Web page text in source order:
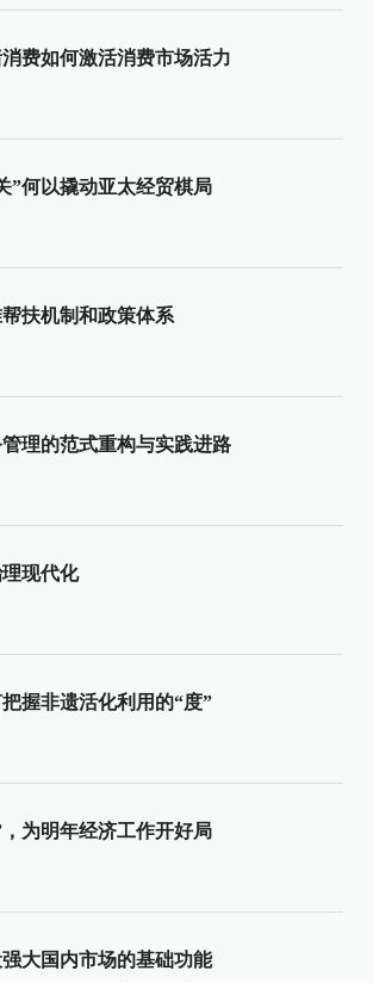
费如何激活消费市场活力
”何以撬动亚太经贸棋局
扶机制和政策体系
理的范式重构与实践进路
现代化
握非遗活化利用的“度”
为明年经济工作开好局
大国内市场的基础功能